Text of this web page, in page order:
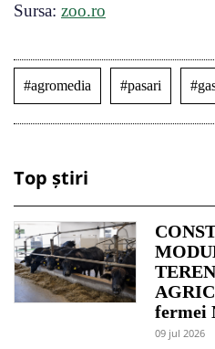
Sursa: zoo.ro
#agromedia #pasari
Top știri
fermei
09 jul 2026